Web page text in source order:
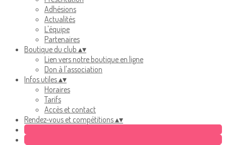
Adhésions
Actualités
L'équipe
Partenaires
Boutique du club ▴▾
Lien vers notre boutique en ligne
Don à l'association
Infos utiles▴▾
Horaires
Tarifs
Accès et contact
Rendez-vous et compétitions▴▾